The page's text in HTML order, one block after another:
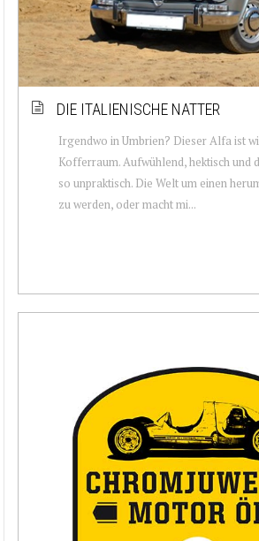
DIE ITALIENISCHE NATTER
Irgendwo in Umbrien? Dieser Alfa ist
Kofferraum. Aufwühlend, hektisch und
so unpraktisch. Die Welt um einen
zu werden, oder macht mi...